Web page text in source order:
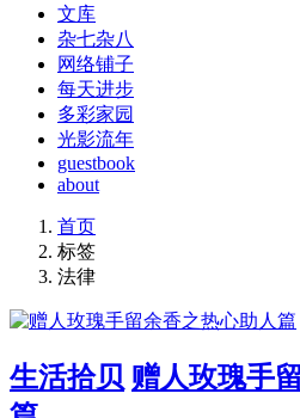
文库
杂七杂八
网络铺子
每天进步
多彩家园
光影流年
guestbook
about
首页
标签
法律
生活拾贝 赠人玫瑰手